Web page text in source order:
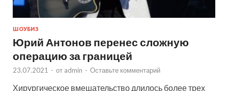
ШОУБИЗ
Юрий Антонов перенес сложную
операцию за границей
23.07.2021 - от admin - Оставьте комментарий
Хирургическое вмешательство длилось более трех